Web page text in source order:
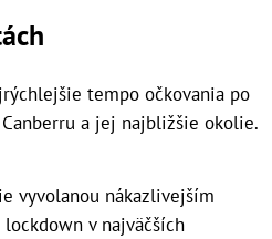
tempo očkovania po
a jej najbližšie okolie.
vyvolanou nákazlivejším
v najväčších